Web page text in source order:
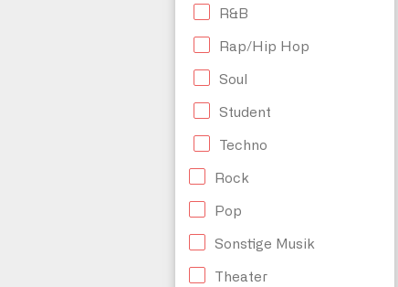
R&B
Rap/Hip Hop
Soul
Student
Techno
Rock
Pop
Sonstige Musik
Theater